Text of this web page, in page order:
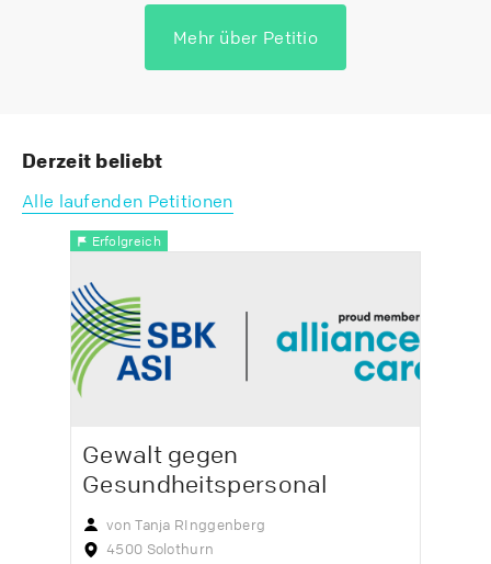
Mehr über Petitio
Derzeit beliebt
Alle laufenden Petitionen
Erfolgreich
Gewalt gegen
Gesundheitspersonal
von Tanja RInggenberg
4500 Solothurn